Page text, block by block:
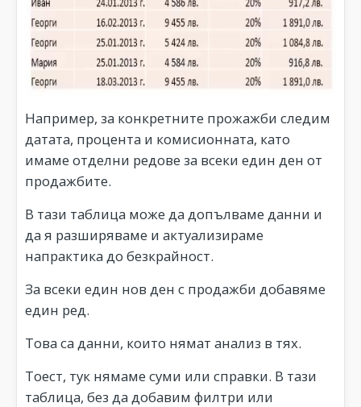
Например, за конкретните прожажби следим
датата, процента и комисионната, като
имаме отделни редове за всеки един ден от
продажбите.
В тази таблица може да допълваме данни и
да я разширяваме и актуализираме
напрактика до безкрайност.
За всеки един нов ден с продажби добавяме
един ред.
Това са данни, които нямат анализ в тях.
Тоест, тук нямаме суми или справки. В тази
таблица, без да добавим филтри или